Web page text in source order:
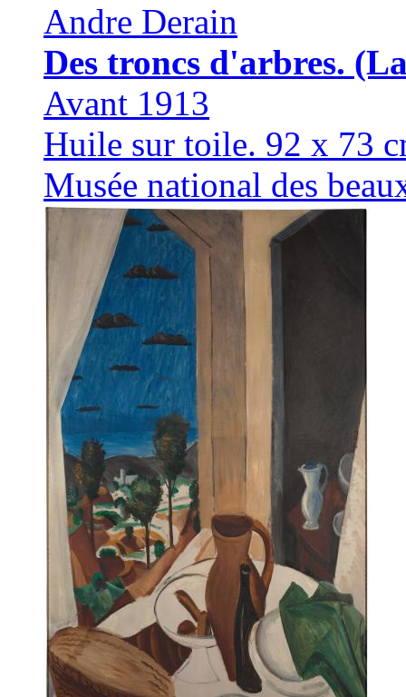
Andre Derain
Des troncs d'arbres.
Avant 1913
Huile sur toile. 92 x 73
Musée national des